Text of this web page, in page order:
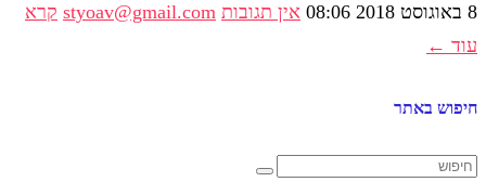
8 באוגוסט 2018 08:06 אין תגובות styoav@gmail.com קרא
עוד ←
חיפוש באתר